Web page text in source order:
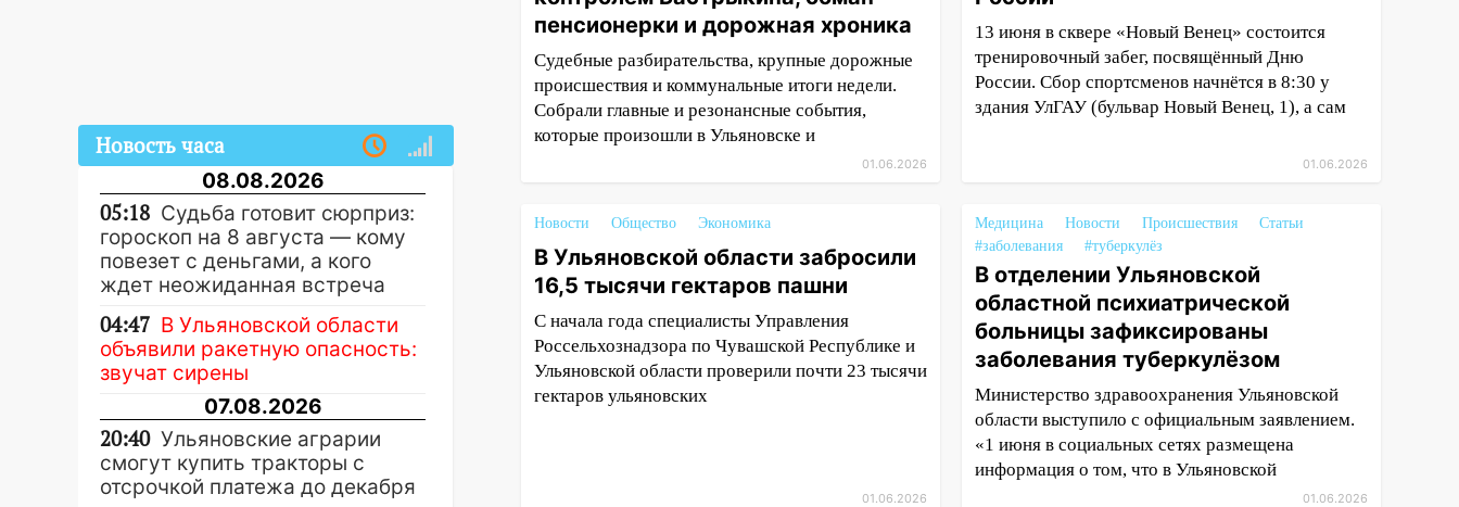
пенсионерки и дорожная хроника
Судебные разбирательства, крупные дорожные
происшествия и коммунальные итоги недели.
Собрали главные и резонансные события,
которые произошли в Ульяновске и
01.06.2026
13 июня в сквере «Новый Венец» состоится
тренировочный забег, посвящённый Дню
России. Сбор спортсменов начнётся в 8:30 у
здания УлГАУ (бульвар Новый Венец, 1), а сам
01.06.2026
Новости Общество Экономика
В Ульяновской области забросили
16,5 тысячи гектаров пашни
С начала года специалисты Управления
Россельхознадзора по Чувашской Республике и
Ульяновской области проверили почти 23 тысячи
гектаров ульяновских
01.06.2026
Медицина Новости Происшествия
Статьи
#заболевания
#туберкулёз
В отделении Ульяновской
областной психиатрической
больницы зафиксированы
заболевания туберкулёзом
Министерство здравоохранения Ульяновской
области выступило с официальным заявлением.
«1 июня в социальных сетях размещена
информация о том, что в Ульяновской
01.06.2026
Новость часа
08.08.2026
05:18 Судьба готовит сюрприз:
гороскоп на 8 августа — кому
повезет с деньгами, а кого
ждет неожиданная встреча
04:47 В Ульяновской области
объявили ракетную опасность:
звучат сирены
07.08.2026
20:40 Ульяновские аграрии
смогут купить тракторы с
отсрочкой платежа до декабря